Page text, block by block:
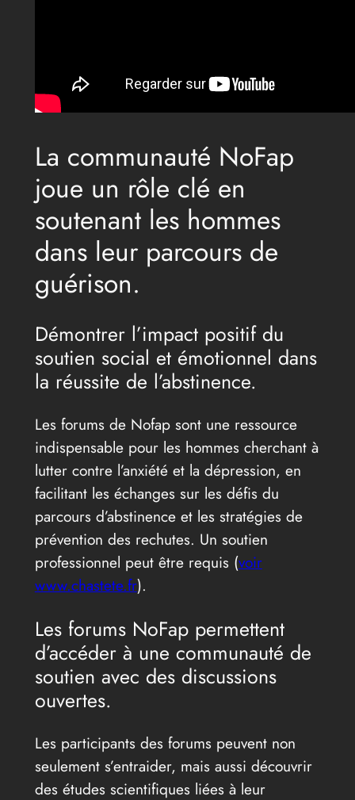
La communauté NoFap
joue un rôle clé en
soutenant les hommes
dans leur parcours de
guérison.
Démontrer l’impact positif du
soutien social et émotionnel dans
la réussite de l’abstinence.
Les forums de Nofap sont une ressource
indispensable pour les hommes cherchant à
lutter contre l’anxiété et la dépression, en
facilitant les échanges sur les défis du
parcours d’abstinence et les stratégies de
prévention des rechutes. Un soutien
professionnel peut être requis (voir
www.chastete.fr).
Les forums NoFap permettent
d’accéder à une communauté de
soutien avec des discussions
ouvertes.
Les participants des forums peuvent non
seulement s’entraider, mais aussi découvrir
des études scientifiques liées à leur